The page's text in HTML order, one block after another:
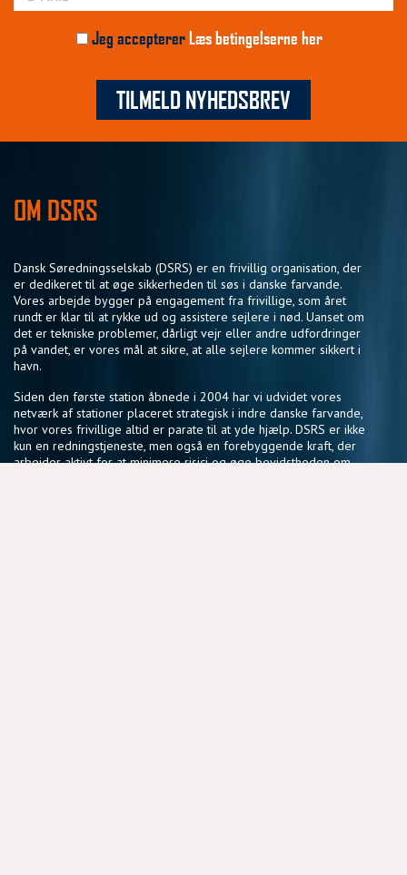
Jeg acceptererLæs betingelserne her
TILMELD NYHEDSBREV
OM DSRS
Dansk Søredningsselskab (DSRS) er en frivillig organisation, der
er dedikeret til at øge sikkerheden til søs i danske farvande.
Vores arbejde bygger på engagement fra frivillige, som året
rundt er klar til at rykke ud og assistere sejlere i nød. Uanset om
det er tekniske problemer, dårligt vejr eller andre udfordringer
på vandet, er vores mål at sikre, at alle sejlere kommer sikkert i
havn.
Siden den første station åbnede i 2004 har vi udvidet vores
netværk af stationer placeret strategisk i indre danske farvande,
hvor vores frivillige altid er parate til at yde hjælp. DSRS er ikke
kun en redningstjeneste, men også en forebyggende kraft, der
arbejder aktivt for at minimere risici og øge bevidstheden om